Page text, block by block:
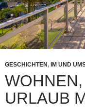
GESCHICHTEN , IM UND
URLAUB